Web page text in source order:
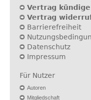
Vertrag
Vertrag
Barrierefreiheit
Datenschutz
Impressum
Für Nutzer
Autoren
Mitgliedschaft